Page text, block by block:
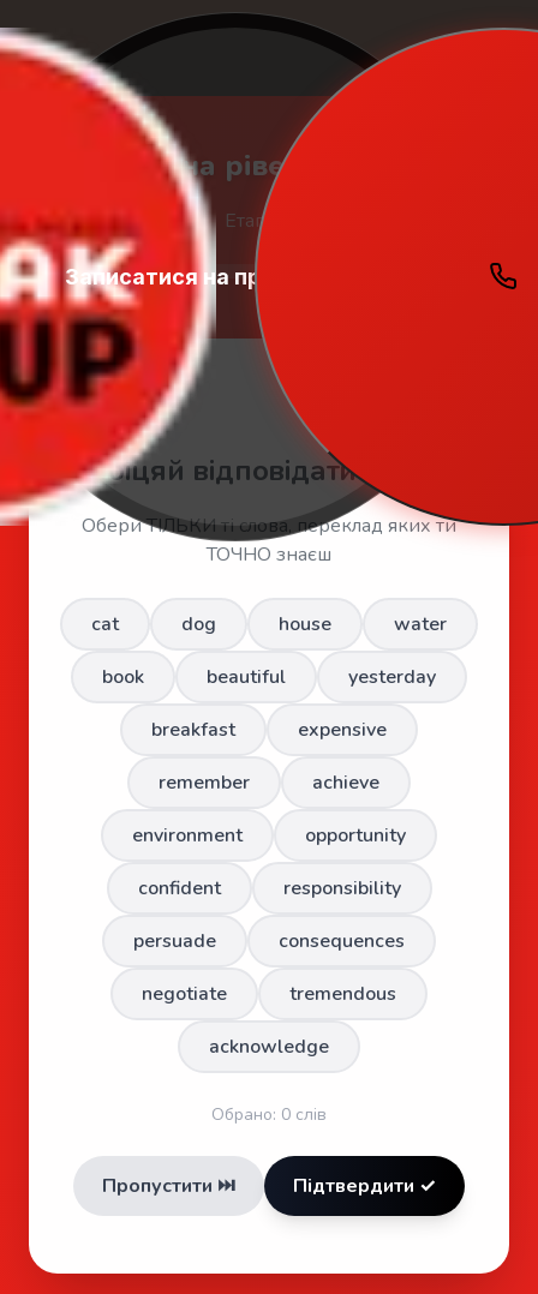
Записатися на пробний урок
Student
Zone
🇬🇧 Тест на рівень англійської
Етап 1 з 3
🤚 Перший блок слів
🤚
Обіцяй відповідати чесно!
Обери ТІЛЬКИ ті слова, переклад яких ти
ТОЧНО знаєш
cat dog house
water
book
beautiful
yesterday
breakfast
expensive
remember
achieve
environment
opportunity
confident
responsibility
persuade
consequences
negotiate
tremendous
acknowledge
Обрано: 0 слів
Пропустити ⏭️ Підтвердити ✓